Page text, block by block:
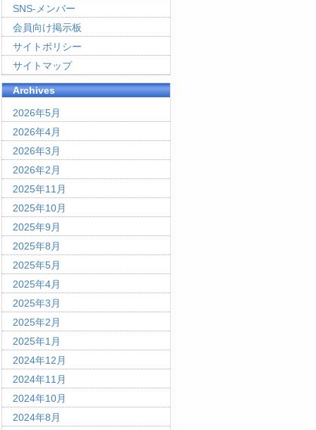
SNS-メンバー
会員向け掲示板
サイトポリシー
サイトマップ
Archives
2026年5月
2026年4月
2026年3月
2026年2月
2025年11月
2025年10月
2025年9月
2025年8月
2025年5月
2025年4月
2025年3月
2025年2月
2025年1月
2024年12月
2024年11月
2024年10月
2024年8月